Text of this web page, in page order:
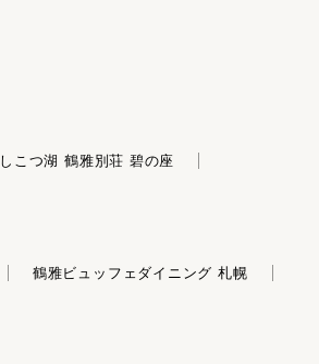
しこつ湖 鶴雅別荘 碧の座
鶴雅ビュッフェダイニング 札幌